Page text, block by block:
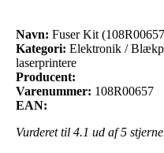
Navn: Fuser Kit
Kategori: Elektronik /
laserprintere
Producent:
Varenummer: 108R00657
EAN:
Vurderet til 4.1 ud af 5